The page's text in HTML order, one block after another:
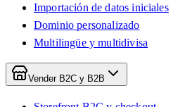
Importación de datos iniciales
Dominio personalizado
Multilingüe y multidivisa
Vender B2C y B2B